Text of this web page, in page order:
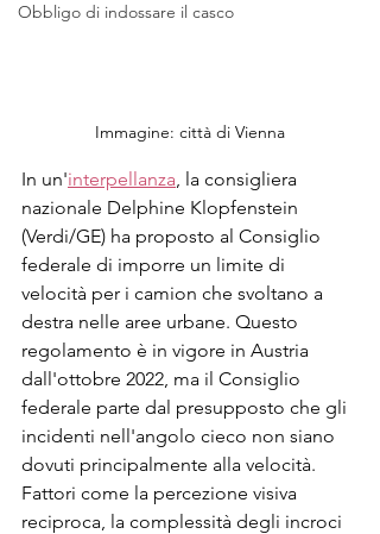
Obbligo di indossare il casco
Immagine: città di Vienna
In un'interpellanza , la consigliera
nazionale Delphine Klopfenstein
(Verdi/GE) ha proposto al Consiglio
federale di imporre un limite di
velocità per i camion che svoltano a
destra nelle aree urbane. Questo
regolamento è in vigore in Austria
dall'ottobre 2022, ma il Consiglio
federale parte dal presupposto che gli
incidenti nell'angolo cieco non siano
dovuti principalmente alla velocità.
Fattori come la percezione visiva
reciproca, la complessità degli incroci